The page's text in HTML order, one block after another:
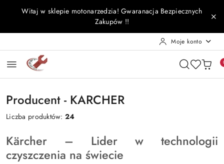
Przejdź do treści głównej
Przejdź do wyszukiwarki
Przejdź do moje konto
Przejdź do menu głównego
Przejdź do stopki
Witaj w sklepie motonarzedzia! Gwaranacja Bezpiecznych
Zakupów !!
Moje konto
Producent - KARCHER
Liczba produktów:24
Kärcher – Lider w technologii
czyszczenia na świecie